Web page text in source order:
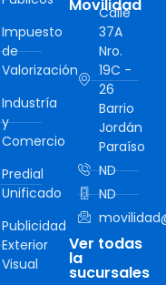
Impuesto
de
Valorización
Industría
y
Comercio
Predial
Unificado
Publicidad
Exterior
Visual
Movilidad
Calle
37A
Nro.
19C -
26
Barrio
Jordán
Paraíso
ND
ND
Ver todas
la
sucursales